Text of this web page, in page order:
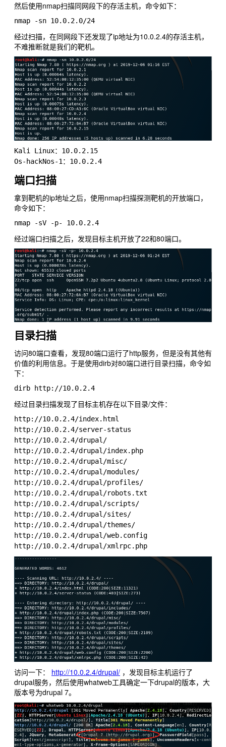
然后使用nmap扫描同网段下的存活主机，命令如下：
经过扫描，在同网段下还发现了ip地址为10.0.2.4的存活主机，
不难推断就是我们的靶机。
Kali Linux：10.0.2.15
端口扫描
拿到靶机的ip地址之后，使用nmap扫描探测靶机的开放端口，
命令如下：
经过端口扫描之后，发现目标主机开放了22和80端口。
目录扫描
访问80端口查看，发现80端口运行了http服务，但是没有其他有
价值的利用信息。于是使用dirb对80端口进行目录扫描，命令如
下：
经过目录扫描发现了目标主机存在以下目录/文件：
http://10.0.2.4/index.html
http://10.0.2.4/server-status
http://10.0.2.4/drupal/
http://10.0.2.4/drupal/index.php
http://10.0.2.4/drupal/
http://10.0.2.4/drupal/
http://10.0.2.4/drupal/profiles/
http://10.0.2.4/drupal/robots.txt
http://10.0.2.4/drupal/
http://10.0.2.4/drupal/
http://10.0.2.4/drupal/themes/
http://10.0.2.4/drupal/web.config
访问一下： http://10.0.2.4/drupal/ ，发现目标主机运行了
drupal服务，然后使用whatweb工具确定一下drupal的版本，大
版本号为drupal 7。